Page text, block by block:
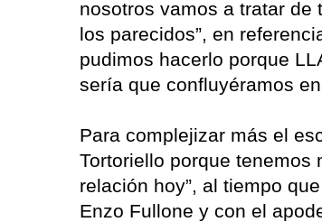
nosotros vamos a tratar de
los parecidos”, en
pudimos hacerlo porque
sería que confluyéramos
Para complejizar más el
Tortoriello porque
relación hoy”, al tiempo
Enzo Fullone y con el